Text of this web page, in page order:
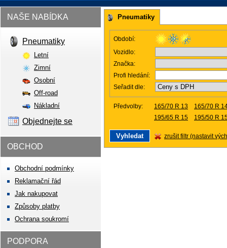
NAŠE NABÍDKA
Pneumatiky
Letní
Zimní
Osobní
Off-road
Nákladní
Objednejte se
OBCHOD
Obchodní podmínky
Reklamační řád
Jak nakupovat
Způsoby platby
Ochrana soukromí
PODPORA
Pneumatiky
Období:
Vozidlo:
Značka:
Profi hledání:
Seřadit dle:
Předvolby: 165/70 R 13
165/70 R
195/65 R 15
195/50 R
zrušit filtr (nastavit